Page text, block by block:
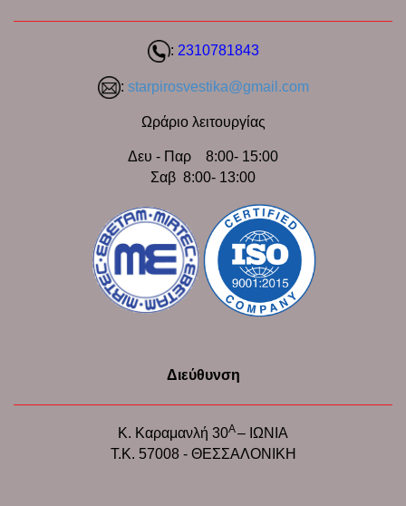
: 2310781843
: starpirosvestika@gmail.com
Ωράριο λειτουργίας
Δευ - Παρ 8:00- 15:00
Σαβ 8:00- 13:00
Διεύθυνση
Κ. Καραμανλή 30Α– ΙΩΝΙΑ
Τ.Κ. 57008 - ΘΕΣΣΑΛΟΝΙΚΗ